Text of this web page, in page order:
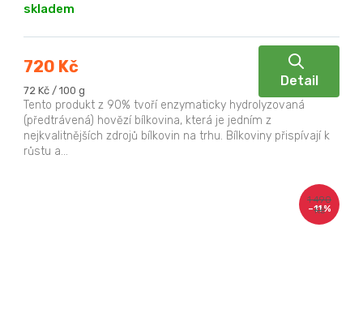
skladem
720 Kč
Měrná
cena:
72 Kč / 100 g
Detail
Tento produkt z 90% tvoří enzymaticky hydrolyzovaná
(předtrávená) hovězí bílkovina, která je jedním z
nejkvalitnějších zdrojů bílkovin na trhu. Bílkoviny přispívají k
růstu a...
1 490
Kč
–11 %